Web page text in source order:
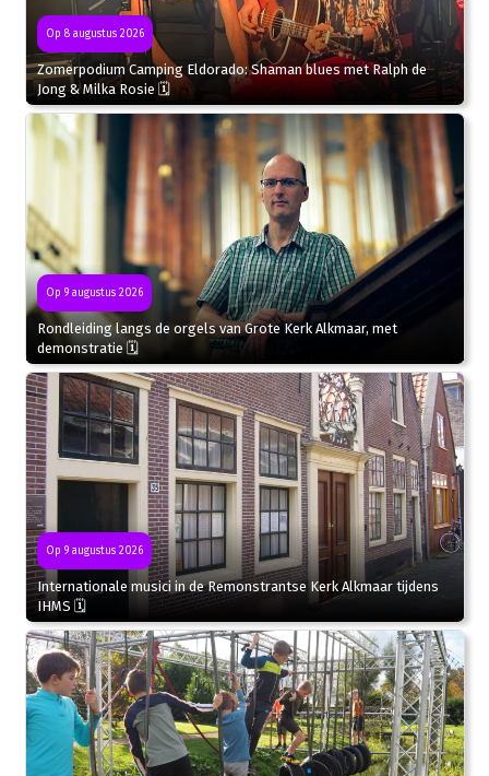
Op 8 augustus 2026
Zomerpodium Camping Eldorado: Shaman blues met Ralph de
Jong & Milka Rosie 🗓
Op 9 augustus 2026
Rondleiding langs de orgels van Grote Kerk Alkmaar, met
demonstratie 🗓
Op 9 augustus 2026
Internationale musici in de Remonstrantse Kerk Alkmaar tijdens
IHMS 🗓